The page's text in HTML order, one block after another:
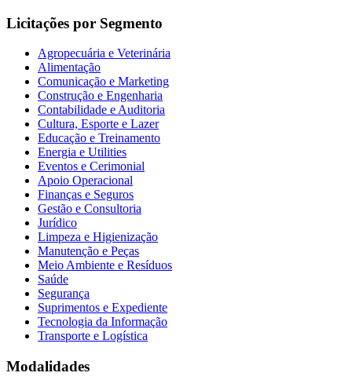
Licitações por Segmento
Agropecuária e Veterinária
Alimentação
Comunicação e Marketing
Construção e Engenharia
Contabilidade e Auditoria
Cultura, Esporte e Lazer
Educação e Treinamento
Energia e Utilities
Eventos e Cerimonial
Apoio Operacional
Finanças e Seguros
Gestão e Consultoria
Jurídico
Limpeza e Higienização
Manutenção e Peças
Meio Ambiente e Resíduos
Saúde
Segurança
Suprimentos e Expediente
Tecnologia da Informação
Transporte e Logística
Modalidades